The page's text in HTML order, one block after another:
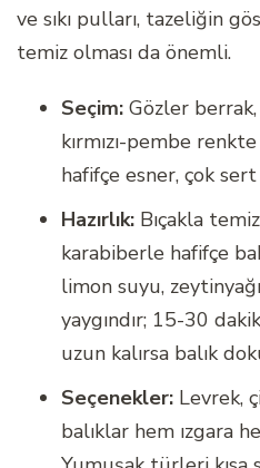
ve sıkı pulları, tazeliğin
temiz olması da önemli.
Seçim: Gözler berrak,
kırmızı-pembe
hafifçe esner, çok
Hazırlık: Bıçakla
karabiberle hafifçe
limon suyu,
yaygındır; 15-30
uzun kalırsa balık
Seçenekler: Levrek,
balıklar hem ızgara